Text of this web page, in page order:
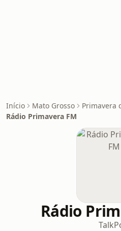
Início Mato Grosso
Primavera
Rádio Primavera FM
Rádio
Talk